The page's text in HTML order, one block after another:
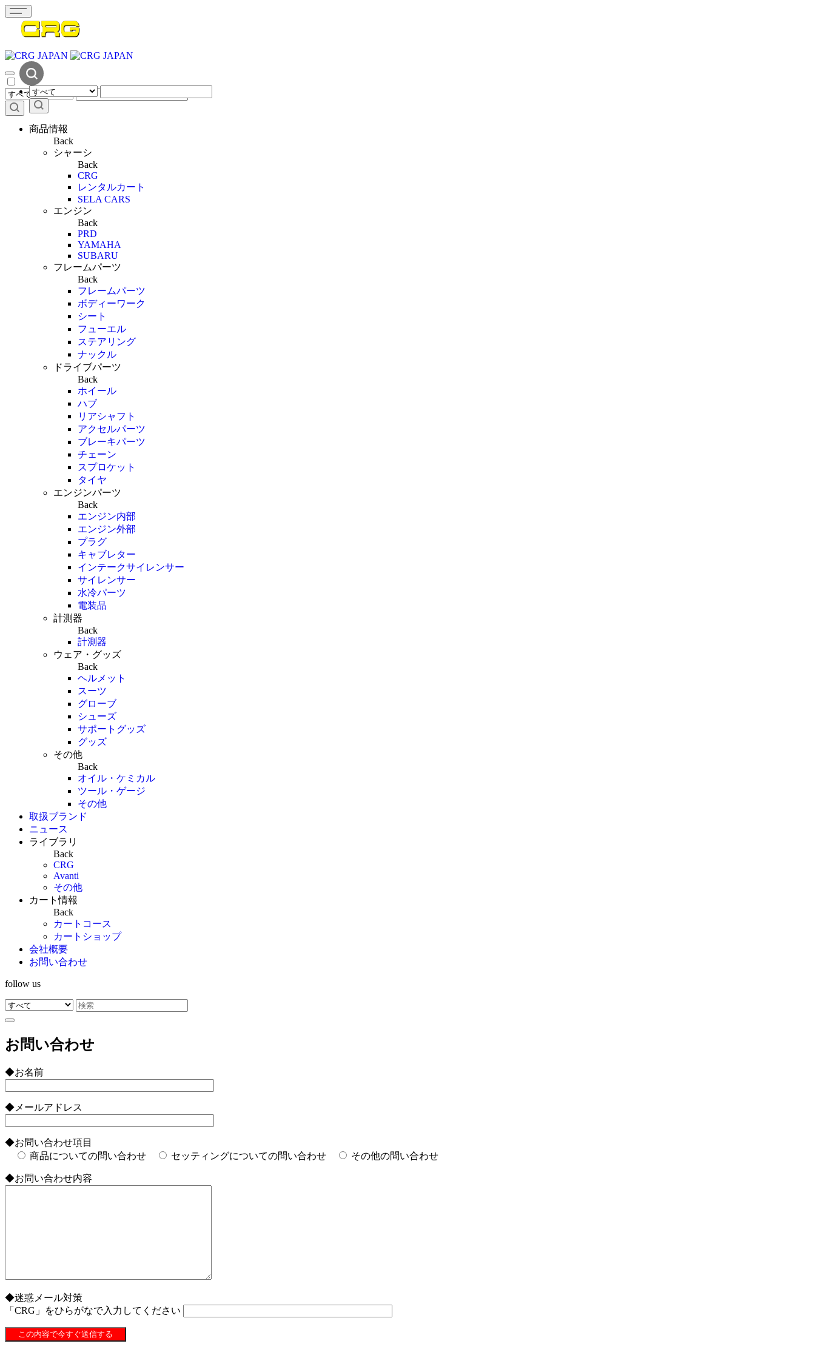
商品情報
Back
シャーシ
Back
CRG
レンタルカート
SELA CARS
エンジン
Back
PRD
YAMAHA
SUBARU
フレームパーツ
Back
フレームパーツ
ボディーワーク
シート
フューエル
ステアリング
ナックル
ドライブパーツ
Back
ホイール
ハブ
リアシャフト
アクセルパーツ
ブレーキパーツ
チェーン
スプロケット
タイヤ
エンジンパーツ
Back
エンジン内部
エンジン外部
プラグ
キャブレター
インテークサイレンサー
サイレンサー
水冷パーツ
電装品
計測器
Back
計測器
ウェア・グッズ
Back
ヘルメット
スーツ
グローブ
シューズ
サポートグッズ
グッズ
その他
Back
オイル・ケミカル
ツール・ゲージ
その他
取扱ブランド
ニュース
ライブラリ
Back
CRG
Avanti
その他
カート情報
Back
カートコース
カートショップ
会社概要
お問い合わせ
follow us
お問い合わせ
◆お名前
◆メールアドレス
◆お問い合わせ項目
商品についての問い合わせ
セッティングについての問い合わせ その他の問い合わせ
◆お問い合わせ内容
◆迷惑メール対策
「CRG」をひらがなで入力してください